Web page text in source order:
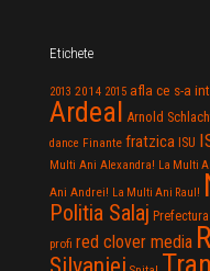
Etichete
2013 2014 2015 afla ce s-a
Ardeal Arnold
dance Finante fratzica ISU
Multi Ani Alexandra! La Multi
Ani Andrei! La Multi Ani Raul!
Politia Salaj Prefectura
profi red clover media